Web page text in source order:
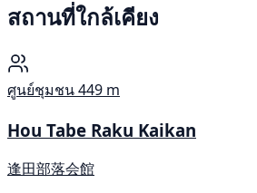
สถานที่ใกล้เคียง
ศูนย์ชุมชน449 m
Hou Tabe Raku Kaikan
逢田部落会館